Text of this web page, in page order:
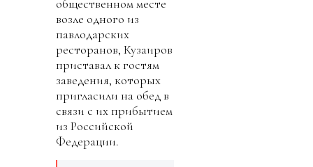
общественном месте
возле одного из
павлодарских
ресторанов, Кузаиров
приставал к гостям
заведения, которых
пригласили на обед в
связи с их прибытием
из Российской
Федерации.